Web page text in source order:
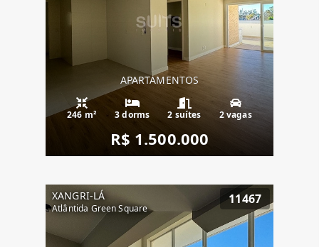
APARTAMENTOS
246 m² 3 dorms 2 suítes 2 vagas
R$ 1.500.000
XANGRI-LÁ
Atlântida Green Square
11467